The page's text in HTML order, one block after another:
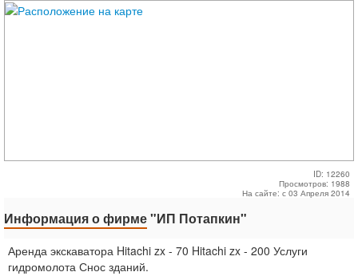
ID: 12260
Просмотров: 1988
На сайте: с 03 Апреля 2014
Информация о фирме"ИП Потапкин"
Аренда экскаватора Hitachi zx - 70 Hitachi zx - 200 Услуги
гидромолота Снос зданий.